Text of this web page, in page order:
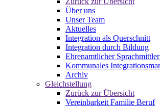
Über uns
Unser Team
Aktuelles
Integration als Querschnitt
Integration durch Bildung
Ehrenamtlicher
Kommunales
Archiv
Gleichstellung
Zurück zur Übersicht
Vereinbarkeit Familie Beruf